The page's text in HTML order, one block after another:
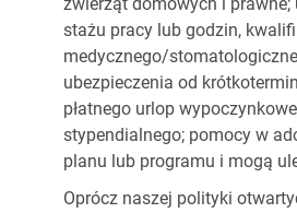
stażu pracy lub godzin,
medycznego/
ubezpieczenia od
płatnego urlop
stypendialnego; pomocy w
planu lub programu i mogą
Oprócz naszej polityki